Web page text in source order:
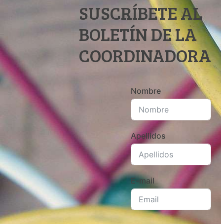
SUSCRÍBETE AL
BOLETÍN DE LA
COORDINADORA
Nombre
Apellidos
E-mail